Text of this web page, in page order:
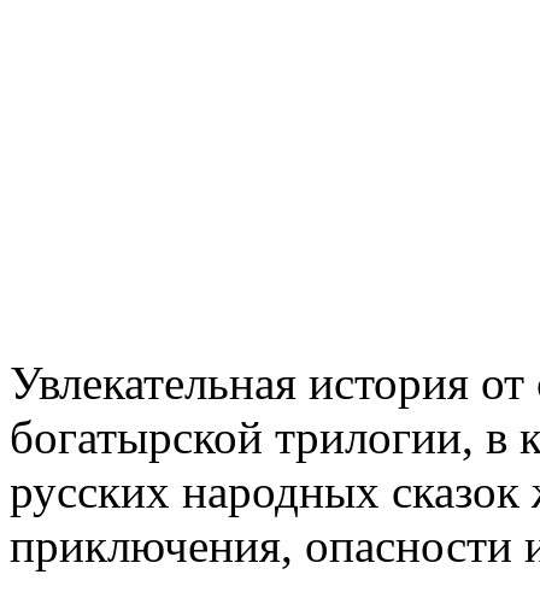
Увлекательная история от
богатырской трилогии, в
русских народных
приключения, опасности